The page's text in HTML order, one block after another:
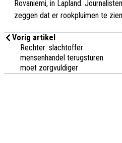
Rovaniemi, in Lapland.
zeggen dat er rookpluimen te
Vorig artikel
Rechter: slachtoffer
mensenhandel terugsturen
moet zorgvuldiger